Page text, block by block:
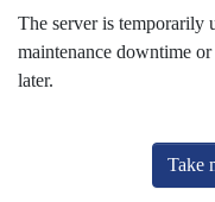
The server is temporarily
maintenance downtime
later.
Take